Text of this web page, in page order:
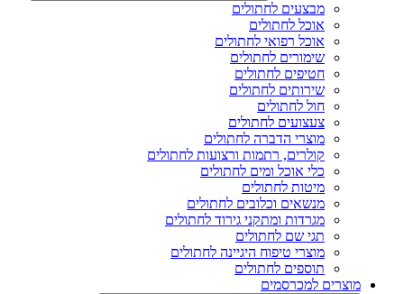
מבצעים לחתולים
אוכל לחתולים
אוכל רפואי לחתולים
שימורים לחתולים
חטיפים לחתולים
שירותים לחתולים
חול לחתולים
צעצועים לחתולים
מוצרי הדברה לחתולים
קולרים, רתמות ורצועות לחתולים
כלי אוכל ומים לחתולים
מיטות לחתולים
מנשאים וכלובים לחתולים
מגרדות ומתקני גירוד לחתולים
תגי שם לחתולים
מוצרי טיפוח היגיינה לחתולים
תוספים לחתולים
מוצרים למכרסמים